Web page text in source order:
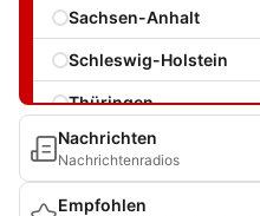
Sachsen-Anhalt
Schleswig-Holstein
Thüringen
Nachrichten
Nachrichtenradios
Empfohlen